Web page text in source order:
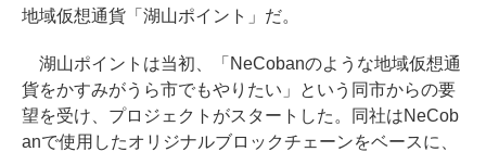
地域仮想通貨「湖山ポイント」だ。
湖山ポイントは当初、「NeCobanのような地域仮想通
貨をかすみがうら市でもやりたい」という同市からの要
望を受け、プロジェクトがスタートした。同社はNeCob
anで使用したオリジナルブロックチェーンをベースに、